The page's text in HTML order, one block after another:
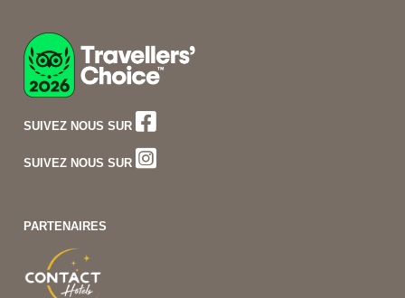
SUIVEZ NOUS SUR
SUIVEZ NOUS SUR
PARTENAIRES